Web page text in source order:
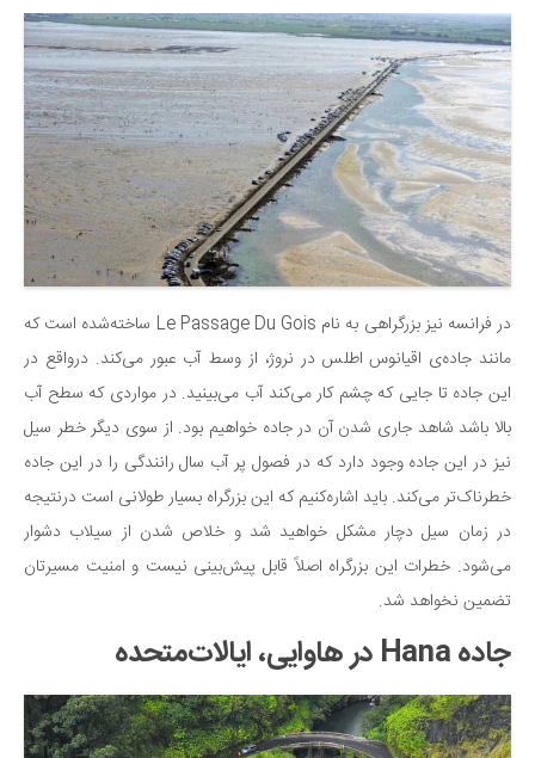
در فرانسه نیز بزرگراهی به نام Le Passage Du Gois ساخته‌شده است که
مانند جاده‌ی اقیانوس اطلس در نروژ، از وسط آب عبور می‌کند. درواقع در
این جاده تا جایی که چشم کار می‌کند آب می‌بینید. در مواردی که سطح آب
بالا باشد شاهد جاری شدن آن در جاده خواهیم بود. از سوی دیگر خطر سیل
نیز در این جاده وجود دارد که در فصول پر آب سال رانندگی را در این جاده
خطرناک‌تر می‌کند. باید اشاره‌کنیم که این بزرگراه بسیار طولانی است درنتیجه
در زمان سیل دچار مشکل خواهید شد و خلاص شدن از سیلاب دشوار
می‌شود. خطرات این بزرگراه اصلاً قابل پیش‌بینی نیست و امنیت مسیرتان
تضمین نخواهد شد.
جاده Hana در هاوایی، ایالات‌متحده